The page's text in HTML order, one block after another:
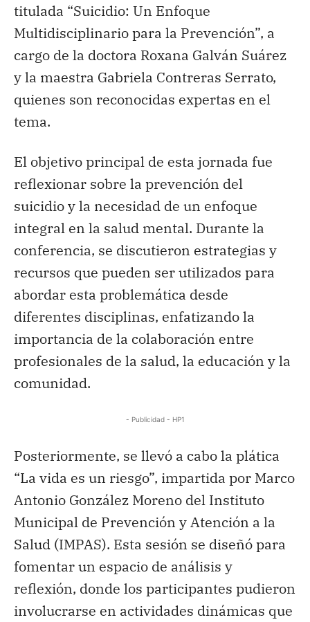
titulada “Suicidio: Un Enfoque
Multidisciplinario para la Prevención”, a
cargo de la doctora Roxana Galván Suárez
y la maestra Gabriela Contreras Serrato,
quienes son reconocidas expertas en el
tema.
El objetivo principal de esta jornada fue
reflexionar sobre la prevención del
suicidio y la necesidad de un enfoque
integral en la salud mental. Durante la
conferencia, se discutieron estrategias y
recursos que pueden ser utilizados para
abordar esta problemática desde
diferentes disciplinas, enfatizando la
importancia de la colaboración entre
profesionales de la salud, la educación y la
comunidad.
- Publicidad - HP1
Posteriormente, se llevó a cabo la plática
“La vida es un riesgo”, impartida por Marco
Antonio González Moreno del Instituto
Municipal de Prevención y Atención a la
Salud (IMPAS). Esta sesión se diseñó para
fomentar un espacio de análisis y
reflexión, donde los participantes pudieron
involucrarse en actividades dinámicas que